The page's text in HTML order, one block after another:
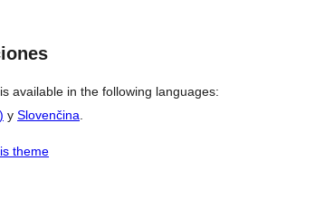
available in the following languages:
y Slovenčina
theme